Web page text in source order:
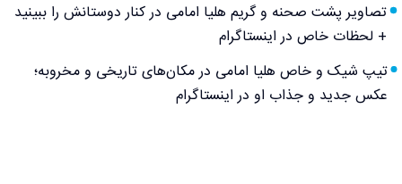
تصاویر پشت صحنه و گریم هلیا امامی در کنار دوستانش را ببینید
+ لحظات خاص در اینستاگرام
تیپ شیک و خاص هلیا امامی در مکان‌های تاریخی و مخروبه؛
عکس جدید و جذاب او در اینستاگرام